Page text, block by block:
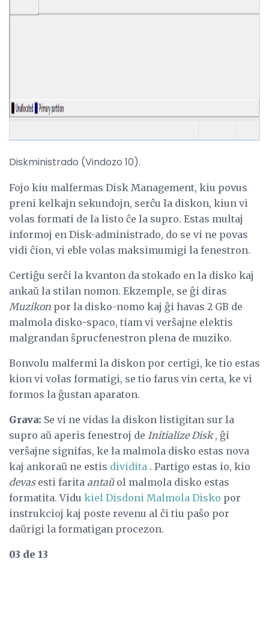
Diskministrado (Vindozo 10).
Fojo kiu malfermas Disk Management, kiu povus
preni kelkajn sekundojn, serĉu la diskon, kiun vi
volas formati de la listo ĉe la supro. Estas multaj
informoj en Disk-administrado, do se vi ne povas
vidi ĉion, vi eble volas maksimumigi la fenestron.
Certiĝu serĉi la kvanton da stokado en la disko kaj
ankaŭ la stilan nomon. Ekzemple, se ĝi diras
Muzikon por la disko-nomo kaj ĝi havas 2 GB de
malmola disko-spaco, tiam vi verŝajne elektis
malgrandan ŝprucfenestron plena de muziko.
Bonvolu malfermi la diskon por certigi, ke tio estas
kion vi volas formatigi, se tio farus vin certa, ke vi
formos la ĝustan aparaton.
Grava: Se vi ne vidas la diskon listigitan sur la
supro aŭ aperis fenestroj de Initialize Disk, ĝi
verŝajne signifas, ke la malmola disko estas nova
kaj ankoraŭ ne estis dividita . Partigo estas io, kio
devasesti farita antaŭol malmola disko estas
formatita. Vidu kiel Disdoni Malmola Disko por
instrukcioj kaj poste revenu al ĉi tiu paŝo por
daŭrigi la formatigan procezon.
03 de 13